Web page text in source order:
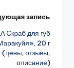
запись
Скраб для губ
20 г
(цены, отзывы,
описание)